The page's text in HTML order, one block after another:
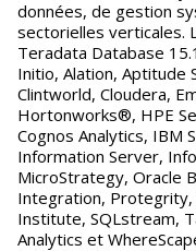
données, de gestion
sectorielles verticales.
Teradata Database
Initio, Alation, Aptitude
Clintworld, Cloudera,
Hortonworks®, HPE
Cognos Analytics, IBM
Information Server,
MicroStrategy, Oracle
Integration, Protegrity,
Institute, SQLstream,
Analytics et